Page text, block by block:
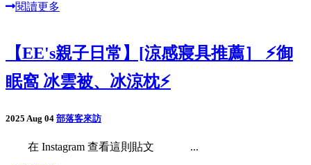
閱讀更多
【EE's親子日常】[涼感寢具推薦］ ⚡️御
眠窩 冰雲被、冰涼枕⚡️
2025 Aug 04 部落客來訪
在 Instagram 查看這則貼文 ...